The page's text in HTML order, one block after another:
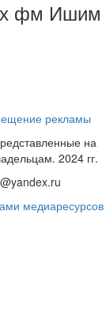
фм Ишим
рекламы
на
2024 гг.
медиаресурсов